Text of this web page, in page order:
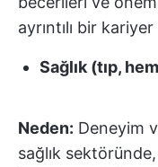
ayrıntılı bir
Sağlık (tıp,
Neden: Deneyim
sağlık